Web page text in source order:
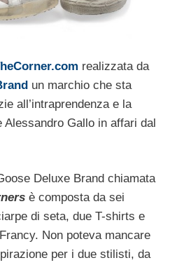
realizzata da
un marchio che sta
all’intraprendenza e la
Gallo in affari dal
Deluxe Brand chiamata
è composta da sei
di seta, due T-shirts e
Non poteva mancare
per i due stilisti, da